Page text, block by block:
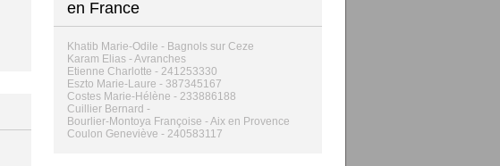
en France
Khatib Marie-Odile - Bagnols sur Ceze
Karam Elias - Avranches
Etienne Charlotte - 241253330
Eszto Marie-Laure - 387345167
Costes Marie-Hélène - 233886188
Cuillier Bernard -
Bourlier-Montoya Françoise - Aix en Provence
Coulon Geneviève - 240583117